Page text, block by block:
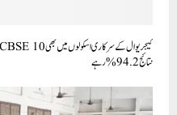
نتائج 94.2% رہے